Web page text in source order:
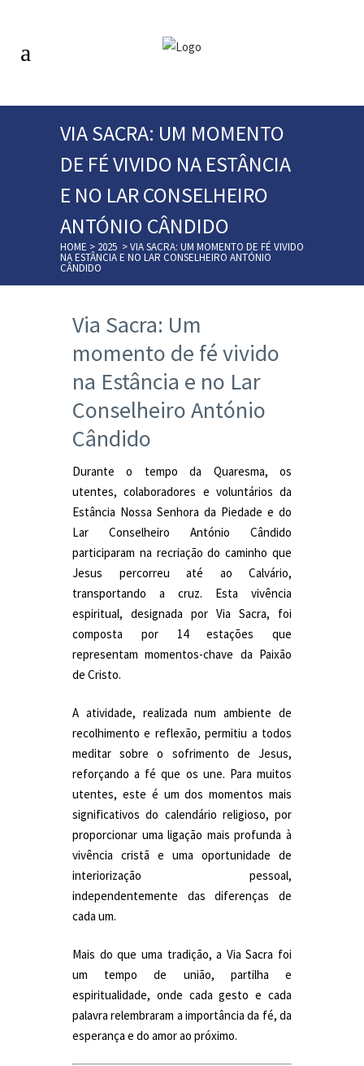
VIA SACRA: UM MOMENTO
DE FÉ VIVIDO NA ESTÂNCIA
E NO LAR CONSELHEIRO
ANTÓNIO CÂNDIDO
HOME > 2025 >VIA SACRA: UM MOMENTO DE FÉ VIVIDO
NA ESTÂNCIA E NO LAR CONSELHEIRO ANTÓNIO
CÂNDIDO
Via Sacra: Um
momento de fé vivido
na Estância e no Lar
Conselheiro António
Cândido
Durante o tempo da Quaresma, os
utentes, colaboradores e voluntários da
Estância Nossa Senhora da Piedade e do
Lar Conselheiro António Cândido
participaram na recriação do caminho que
Jesus percorreu até ao Calvário,
transportando a cruz. Esta vivência
espiritual, designada por Via Sacra, foi
composta por 14 estações que
representam momentos-chave da Paixão
de Cristo.
A atividade, realizada num ambiente de
recolhimento e reflexão, permitiu a todos
meditar sobre o sofrimento de Jesus,
reforçando a fé que os une. Para muitos
utentes, este é um dos momentos mais
significativos do calendário religioso, por
proporcionar uma ligação mais profunda à
vivência cristã e uma oportunidade de
interiorização pessoal,
independentemente das diferenças de
cada um.
Mais do que uma tradição, a Via Sacra foi
um tempo de união, partilha e
espiritualidade, onde cada gesto e cada
palavra relembraram a importância da fé, da
esperança e do amor ao próximo.